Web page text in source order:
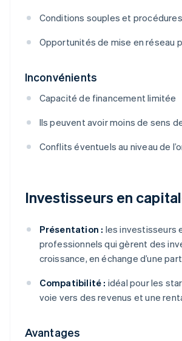
Conditions souples et
Opportunités de mise en réseau
Inconvénients
Capacité de financement limitée
Ils peuvent avoir moins de sens
Conflits éventuels au niveau de
Investisseurs en
Présentation : les investisseurs
professionnels qui gèrent des
croissance, en échange d’une
Compatibilité : idéal pour les
voie vers des revenus et une
Avantages